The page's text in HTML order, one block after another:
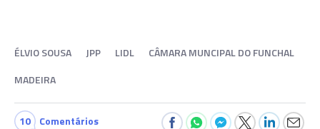
ÉLVIO SOUSA JPP LIDL
CÂMARA MUNCIPAL DO FUNCHAL
MADEIRA
10 Comentários